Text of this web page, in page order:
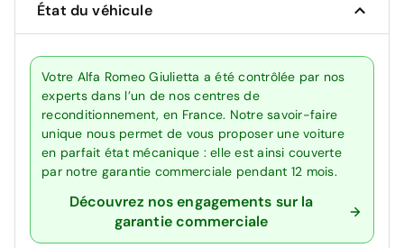
État du véhicule
Votre Alfa Romeo Giulietta a été contrôlée par nos
experts dans l’un de nos centres de
reconditionnement, en France. Notre savoir-faire
unique nous permet de vous proposer une voiture
en parfait état mécanique : elle est ainsi couverte
par notre garantie commerciale pendant 12 mois.
Découvrez nos engagements sur la
garantie commerciale